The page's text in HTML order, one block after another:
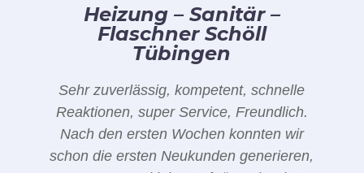
Heizung – Sanitär –
Flaschner Schöll
Tübingen
Sehr zuverlässig, kompetent, schnelle
Reaktionen, super Service, Freundlich.
Nach den ersten Wochen konnten wir
schon die ersten Neukunden generieren,